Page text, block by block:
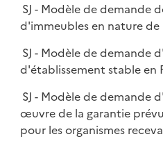
SJ - Modèle de demande
d'immeubles en nature
SJ - Modèle de demande
d'établissement stable en
SJ - Modèle de demande
œuvre de la garantie
pour les organismes